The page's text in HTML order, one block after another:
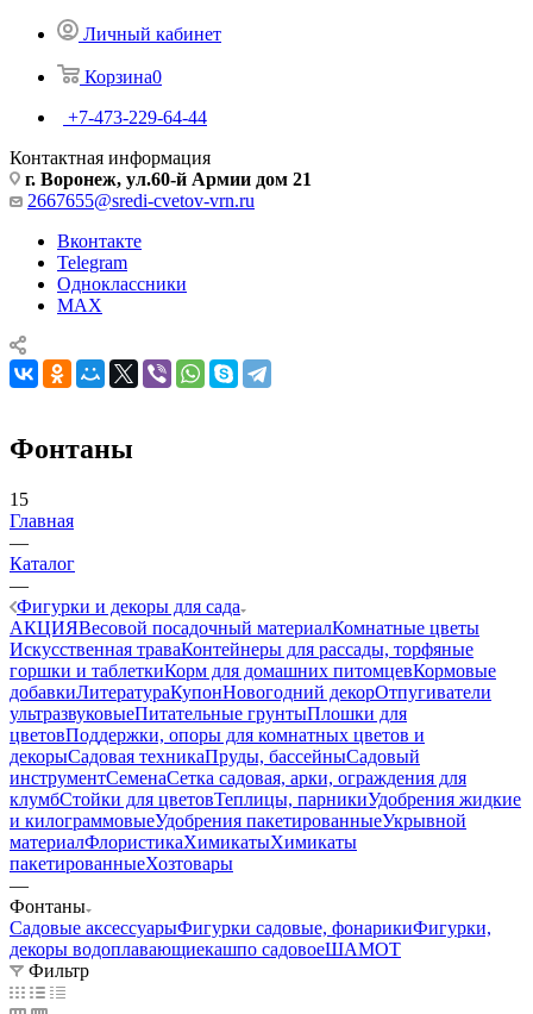
Личный кабинет
Корзина0
+7-473-229-64-44
Контактная информация
г. Воронеж, ул.60-й Армии дом 21
2667655@sredi-cvetov-vrn.ru
Вконтакте
Telegram
Одноклассники
MAX
Фонтаны
15
Главная
—
Каталог
—
Фигурки и декоры для сада
АКЦИЯВесовой посадочный материалКомнатные цветы
Искусственная траваКонтейнеры для рассады, торфяные
горшки и таблеткиКорм для домашних питомцевКормовые
добавкиЛитератураКупонНовогодний декорОтпугиватели
ультразвуковыеПитательные грунтыПлошки для
цветовПоддержки, опоры для комнатных цветов и
декорыСадовая техникаПруды, бассейныСадовый
инструментСеменаСетка садовая, арки, ограждения для
клумбСтойки для цветовТеплицы, парникиУдобрения жидкие
и килограммовыеУдобрения пакетированныеУкрывной
материалФлористикаХимикатыХимикаты
пакетированныеХозтовары
—
Фонтаны
Садовые аксессуарыФигурки садовые, фонарикиФигурки,
декоры водоплавающиекашпо садовоеШАМОТ
Фильтр